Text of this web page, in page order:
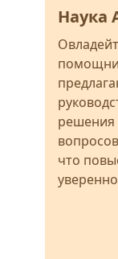
Наука
решения
что